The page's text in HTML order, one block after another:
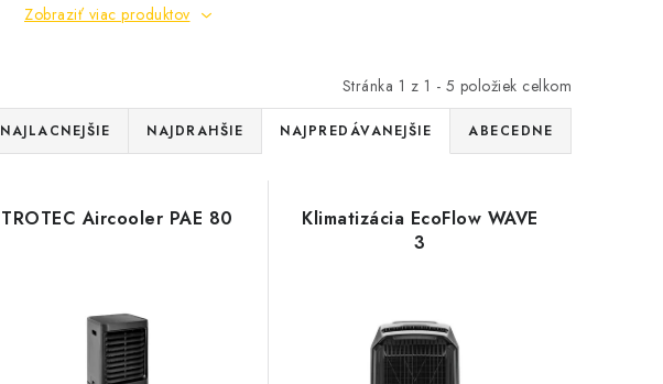
Zobraziť viac produktov
Stránka 1 z 1 - 5 položiek celkom
NAJLACNEJŠIE NAJDRAHŠIE NAJPREDÁVANEJŠIE ABECEDNE
TROTEC Aircooler PAE 80
Klimatizácia EcoFlow WAVE
3